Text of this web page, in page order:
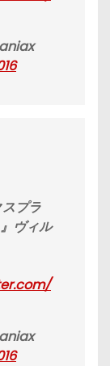
プラ
ヴィル